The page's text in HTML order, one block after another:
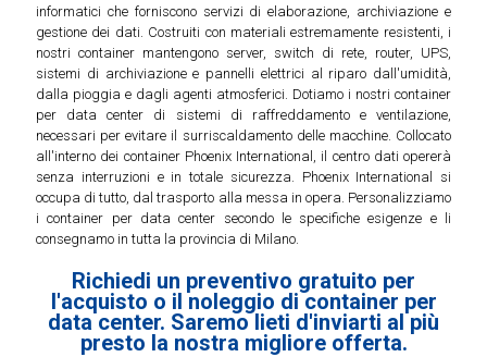
informatici che forniscono servizi di elaborazione, archiviazione e
gestione dei dati. Costruiti con materiali estremamente resistenti, i
nostri container mantengono server, switch di rete, router, UPS,
sistemi di archiviazione e pannelli elettrici al riparo dall'umidità,
dalla pioggia e dagli agenti atmosferici. Dotiamo i nostri container
per data center di sistemi di raffreddamento e ventilazione,
necessari per evitare il surriscaldamento delle macchine. Collocato
all'interno dei container Phoenix International, il centro dati opererà
senza interruzioni e in totale sicurezza. Phoenix International si
occupa di tutto, dal trasporto alla messa in opera. Personalizziamo
i container per data center secondo le specifiche esigenze e li
consegnamo in tutta la provincia di Milano.
Richiedi un preventivo gratuito per
l'acquisto o il noleggio di container per
data center. Saremo lieti d'inviarti al più
presto la nostra migliore offerta.